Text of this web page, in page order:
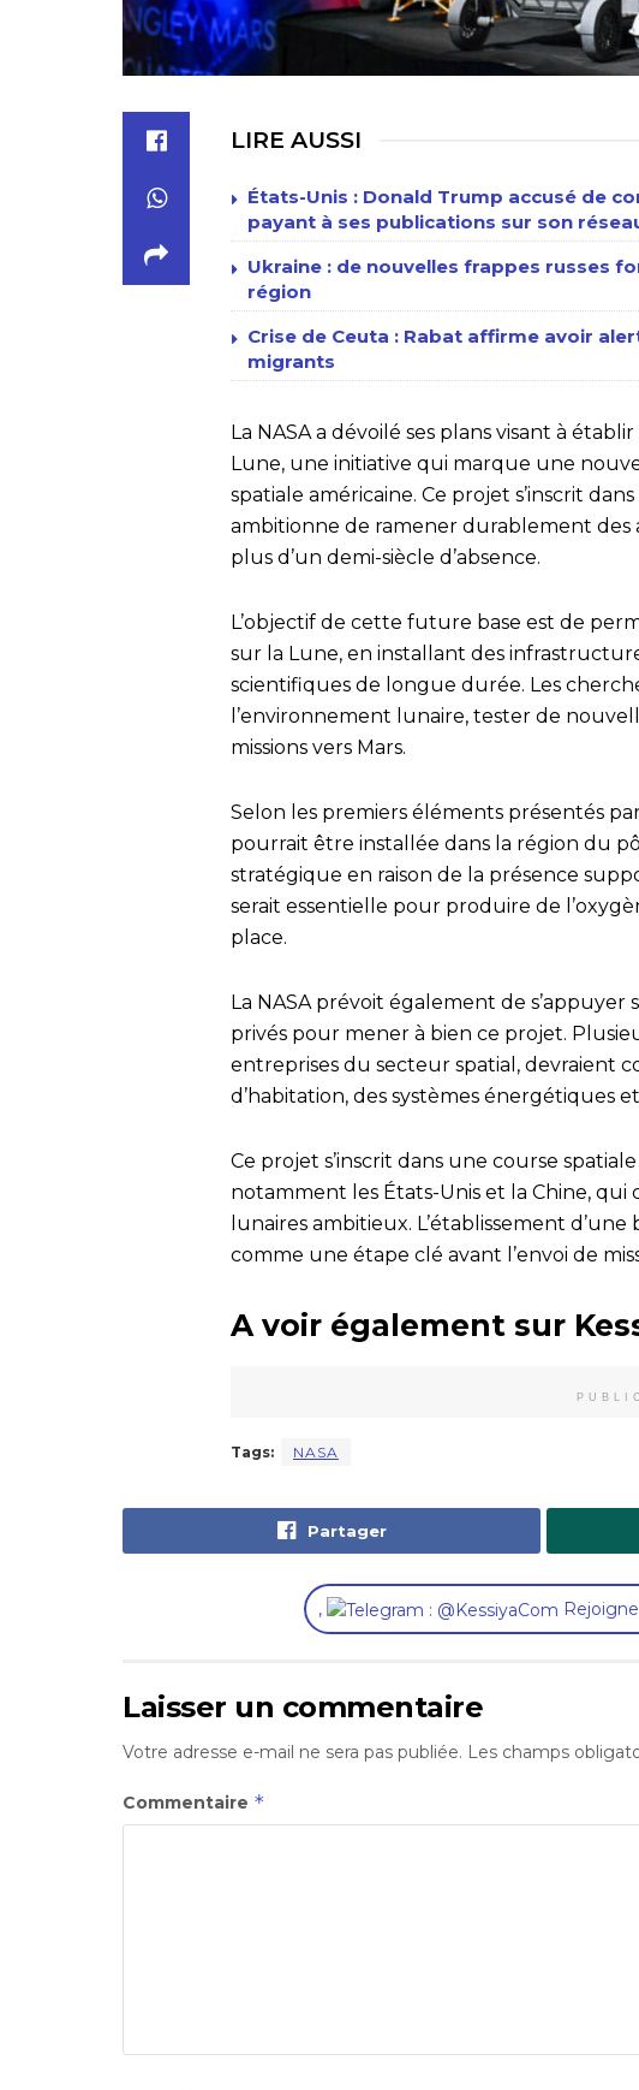
LIRE AUSSI
États-Unis : Donald Trump accusé de
payant à ses publications sur son
Ukraine : de nouvelles frappes russes
région
Crise de Ceuta : Rabat affirme avoir
migrants
La NASA a dévoilé ses plans visant à
Lune, une initiative qui marque une
spatiale américaine. Ce projet s’inscrit
ambitionne de ramener durablement des
plus d’un demi-siècle d’absence.
L’objectif de cette future base est de
sur la Lune, en installant des
scientifiques de longue durée. Les
l’environnement lunaire, tester de
missions vers Mars.
Selon les premiers éléments présentés
pourrait être installée dans la région du
stratégique en raison de la présence
serait essentielle pour produire de
place.
La NASA prévoit également de
privés pour mener à bien ce projet.
entreprises du secteur spatial, devraient
d’habitation, des systèmes énergétiques
Ce projet s’inscrit dans une course
notamment les États-Unis et la Chine,
lunaires ambitieux. L’établissement
comme une étape clé avant l’envoi de
A voir également sur
Tags: NASA
Partager
,
Laisser un commentaire
Votre adresse e-mail ne sera pas publiée. Les champs
Commentaire *